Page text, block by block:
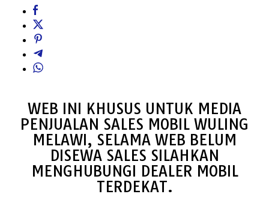
WEB INI KHUSUS UNTUK MEDIA
PENJUALAN SALES MOBIL WULING
MELAWI, SELAMA WEB BELUM
DISEWA SALES SILAHKAN
MENGHUBUNGI DEALER MOBIL
TERDEKAT.